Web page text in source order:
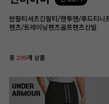
반팔티셔츠긴팔티/맨투맨/후드티니
팬츠/트레이닝팬츠골프팬츠신발
총 299개 상품